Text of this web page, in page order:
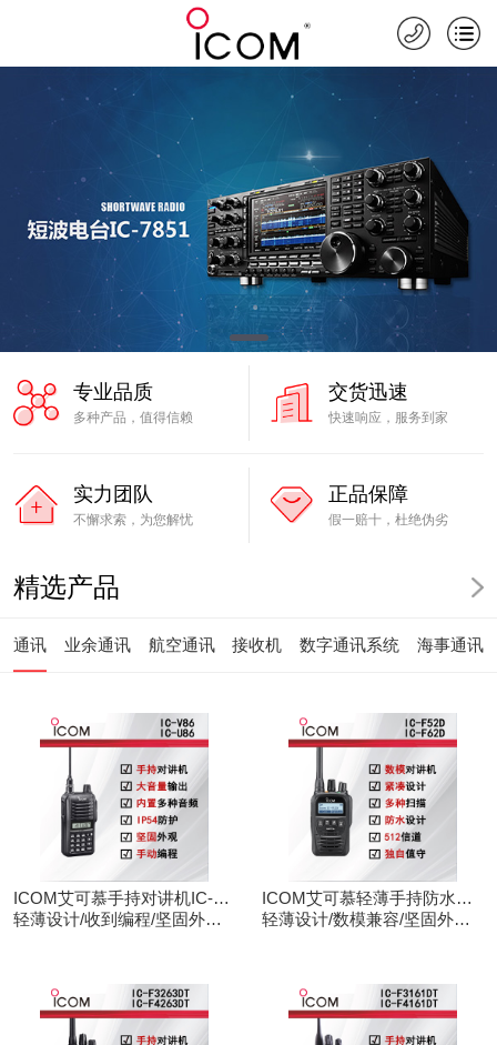
专业品质
多种产品，值得信赖
交货迅速
快速响应，服务到家
实力团队
不懈求索，为您解忧
正品保障
假一赔十，杜绝伪劣
精选产品
通讯 业余通讯 航空通讯 接收机 数字通讯系统 海事通讯
ICOM艾可慕手持对讲机IC-
V86/U86
轻薄设计/收到编程/坚固外观/
ICOM艾可慕轻薄手持防水对
讲机IC-F52D
轻薄设计/数模兼容/坚固外观/